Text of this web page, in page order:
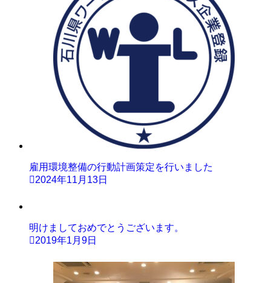
雇用環境整備の行動計画策定を行いました
2024年11月13日
明けましておめでとうございます。
2019年1月9日